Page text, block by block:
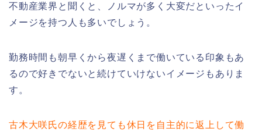
不動産業界と聞くと、ノルマが多く大変だといったイ
メージを持つ人も多いでしょう。
勤務時間も朝早くから夜遅くまで働いている印象もあ
るので好きでないと続けていけないイメージもありま
す。
古木大咲氏の経歴を見ても休日を自主的に返上して働